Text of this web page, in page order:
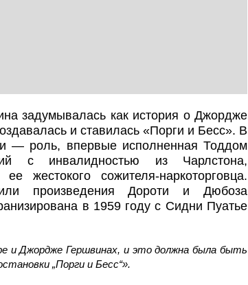
задумывалась как история о Джордже
и ставилась «Порги и Бесс». В
— роль, впервые исполненная Тоддом
с инвалидностью из Чарлстона,
жестокого сожителя-наркоторговца.
произведения Дороти и Дюбоза
в 1959 году с Сидни Пуатье
и Джордже Гершвинах, и это должна была быть
„Порги и Бесс“».